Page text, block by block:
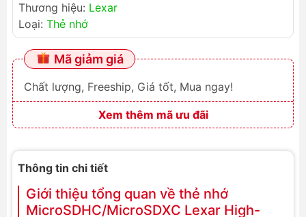
Thương hiệu: Lexar
Loại: Thẻ nhớ
Mã giảm giá
Chất lượng, Freeship, Giá tốt, Mua ngay!
Xem thêm mã ưu đãi
Thông tin chi tiết
Giới thiệu tổng quan về thẻ nhớ
MicroSDHC/MicroSDXC Lexar High-